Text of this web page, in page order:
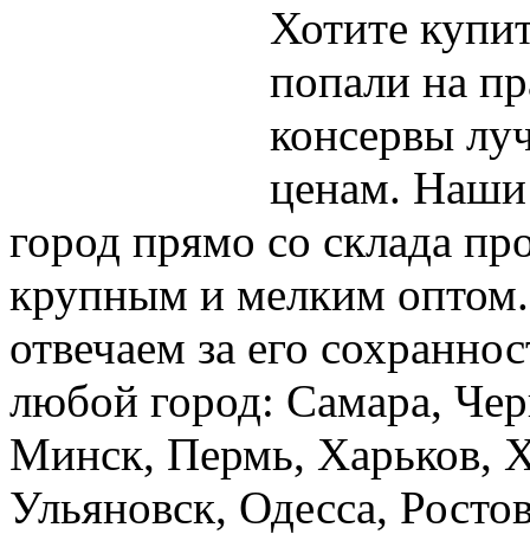
Хотите
попали на
консервы
ценам. Наши
город прямо со склада
крупным и мелким
отвечаем за его
любой город: Самара,
Минск, Пермь, Харьков,
Ульяновск, Одесса,